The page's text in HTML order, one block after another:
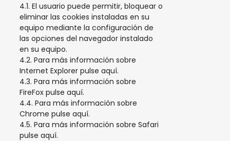
4.1. El usuario puede permitir, bloquear o
eliminar las cookies instaladas en su
equipo mediante la configuración de
las opciones del navegador instalado
en su equipo.
4.2. Para más información sobre
Internet Explorer pulse aquí.
4.3. Para más información sobre
FireFox pulse aquí.
4.4. Para más información sobre
Chrome pulse aquí.
4.5. Para más información sobre Safari
pulse aquí.